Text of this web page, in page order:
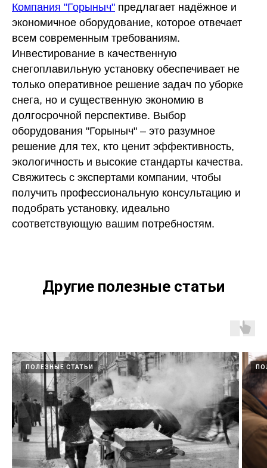
Компания "Горыныч" предлагает надёжное и
экономичное оборудование, которое отвечает
всем современным требованиям.
Инвестирование в качественную
снегоплавильную установку обеспечивает не
только оперативное решение задач по уборке
снега, но и существенную экономию в
долгосрочной перспективе. Выбор
оборудования "Горыныч" – это разумное
решение для тех, кто ценит эффективность,
экологичность и высокие стандарты качества.
Свяжитесь с экспертами компании, чтобы
получить профессиональную консультацию и
подобрать установку, идеально
соответствующую вашим потребностям.
Другие полезные статьи
ПОЛЕЗНЫЕ СТАТЬИ